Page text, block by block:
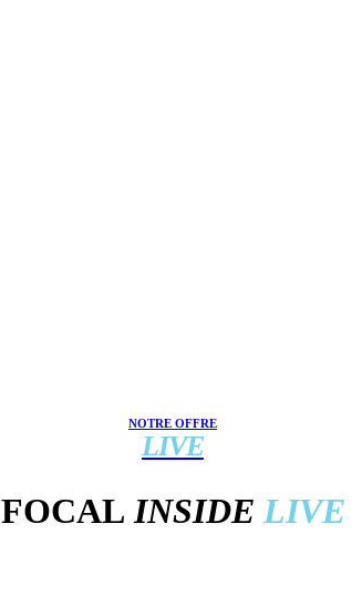
NOTRE OFFRE
LIVE
FOCAL INSIDE LIVE